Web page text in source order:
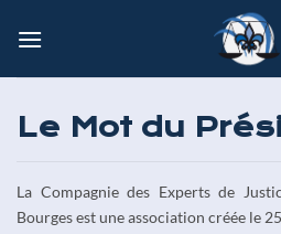
Le Mot du
La Compagnie des Experts de
Bourges est une association créée le